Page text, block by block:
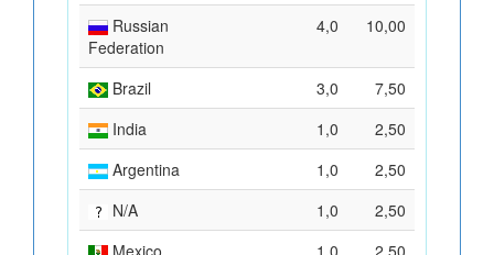
Russian
Federation
4,0 10,00
Brazil 3,0
7,50
India
1,0
2,50
Argentina
1,0
2,50
N/A
1,0
2,50
Mexico
1,0
2,50